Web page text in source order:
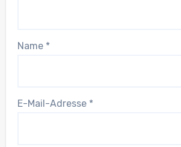
Name *
E-Mail-Adresse *